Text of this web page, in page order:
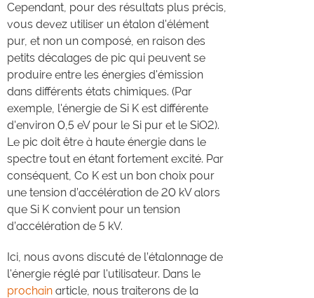
Cependant, pour des résultats plus précis,
vous devez utiliser un étalon d'élément
pur, et non un composé, en raison des
petits décalages de pic qui peuvent se
produire entre les énergies d'émission
dans différents états chimiques. (Par
exemple, l'énergie de Si K est différente
d'environ 0,5 eV pour le Si pur et le SiO2).
Le pic doit être à haute énergie dans le
spectre tout en étant fortement excité. Par
conséquent, Co K est un bon choix pour
une tension d’accélération de 20 kV alors
que Si K convient pour un tension
d’accélération de 5 kV.
Ici, nous avons discuté de l’étalonnage de
l'énergie réglé par l'utilisateur. Dans le
prochain article, nous traiterons de la